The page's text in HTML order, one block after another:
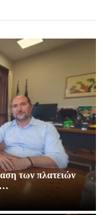
των πλατειών